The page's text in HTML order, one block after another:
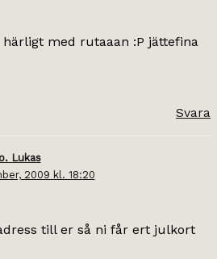
härligt med rutaaan :P jättefina
Svara
Lukas
2009 kl. 18:20
till er så ni får ert julkort